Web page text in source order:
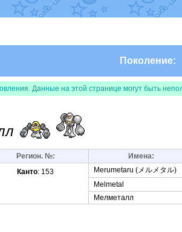
Поколение:
Данные на этой странице могут быть
Регион. №: Имена:
Канто: 153 Merumetaru (メルメタル)
Melmetal
Мелметалл